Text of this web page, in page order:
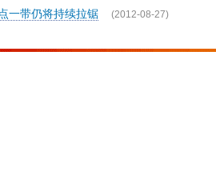
一带仍将持续拉锯 (2012-08-27)